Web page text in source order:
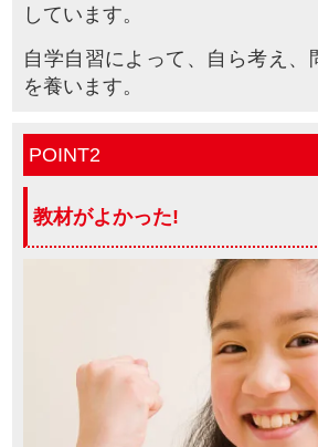
しています。
自学自習によって、自ら考え、
を養います。
POINT2
教材がよかった!